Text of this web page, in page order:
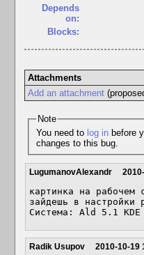
Depends
on:
Blocks:
Attachments
Add an attachment
Note
You need to log inbefore you can comment on or make
changes to this bug.
LugumanovAlexandr
картинка на рабочем
зайдешь в настройки
Система: Ald 5.1
Radik Usupov 2010-10-19